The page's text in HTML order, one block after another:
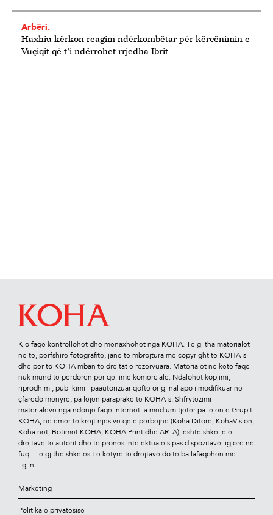
Arbëri.
Haxhiu kërkon reagim ndërkombëtar për kërcënimin e
Vuçiqit që t’i ndërrohet rrjedha Ibrit
Kjo faqe kontrollohet dhe menaxhohet nga KOHA. Të gjitha materialet
në të, përfshirë fotograﬁtë, janë të mbrojtura me copyright të KOHA-s
dhe për to KOHA mban të drejtat e rezervuara. Materialet në këtë faqe
nuk mund të përdoren për qëllime komerciale. Ndalohet kopjimi,
riprodhimi, publikimi i paautorizuar qoftë origjinal apo i modiﬁkuar në
çfarëdo mënyre, pa lejen paraprake të KOHA-s. Shfrytëzimi i
materialeve nga ndonjë faqe interneti a medium tjetër pa lejen e Grupit
KOHA, në emër të krejt njësive që e përbëjnë (Koha Ditore, KohaVision,
Koha.net, Botimet KOHA, KOHA Print dhe ARTA), është shkelje e
drejtave të autorit dhe të pronës intelektuale sipas dispozitave ligjore në
fuqi. Të gjithë shkelësit e këtyre të drejtave do të ballafaqohen me
ligjin.
Marketing
Politika e privatësisë